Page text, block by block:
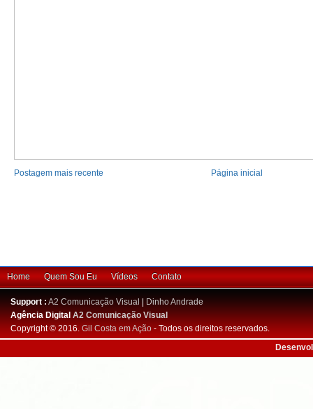
Postagem mais recente Página inicial
Home Quem Sou Eu Vídeos Contato
Support : A2 Comunicação Visual
Dinho Andrade
Agência DigitalA2 Comunicação Visual
Copyright © 2016. Gil Costa em Ação - Todos os direitos reservados.